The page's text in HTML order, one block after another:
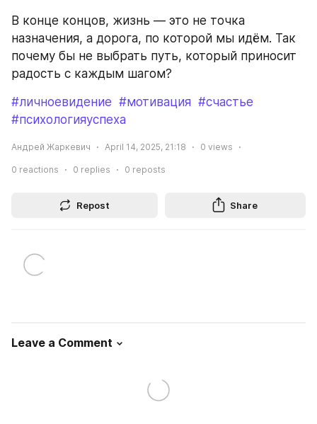
В конце концов, жизнь — это не точка
назначения, а дорога, по которой мы идём. Так
почему бы не выбрать путь, который приносит
радость с каждым шагом?
#личноевидение #мотивация #счастье
#психологияуспеха
Андрей Жаркевич April 14, 2025, 21:18 0 views
0 reactions 0 replies 0 reposts
Repost Share
Leave a Comment